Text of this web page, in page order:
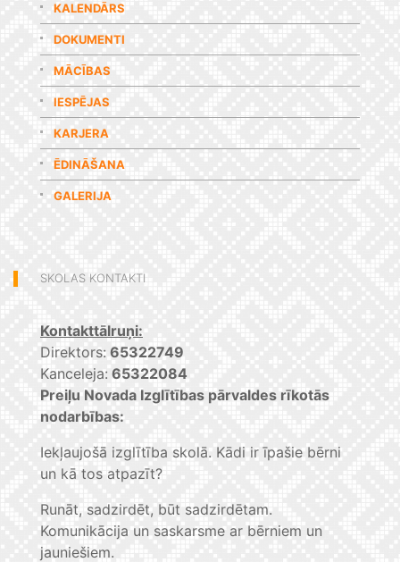
KALENDĀRS
DOKUMENTI
MĀCĪBAS
IESPĒJAS
KARJERA
ĒDINĀŠANA
GALERIJA
SKOLAS KONTAKTI
Kontakttālruņi:
Direktors: 65322749
Kanceleja: 65322084
Preiļu Novada Izglītības pārvaldes rīkotās
nodarbības:
Iekļaujošā izglītība skolā. Kādi ir īpašie bērni
un kā tos atpazīt?
Runāt, sadzirdēt, būt sadzirdētam.
Komunikācija un saskarsme ar bērniem un
jauniešiem.